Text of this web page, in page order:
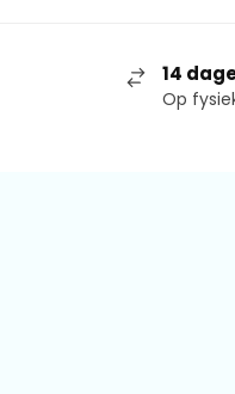
14
Op